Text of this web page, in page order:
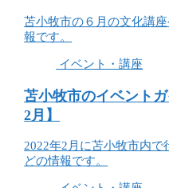
苫小牧市の６月の文化講
報です。
イベント・講座
苫小牧市のイベント
2月】
2022年2月に苫小牧市内で
どの情報です。